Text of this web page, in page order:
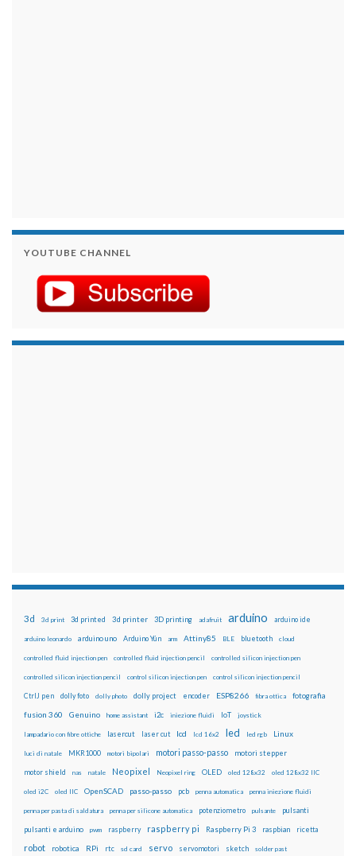
YOUTUBE CHANNEL
3d 3d print 3d printed 3d printer 3D printing adafruit arduino arduino ide
arduino leonardo arduino uno Arduino Yún arm Attiny85 BLE bluetooth cloud
controlled fluid injection pen controlled fluid injection pencil controlled silicon injection pen
controlled silicon injection pencil control silicon injection pen control silicon injection pencil
CtrlJ pen dolly foto dolly photo dolly project encoder ESP8266 fibra ottica fotografia
fusion 360 Genuino home assistant i2c iniezione fluidi IoT joystick
lampadario con fibre ottiche lasercut laser cut lcd lcd 16x2 led led rgb Linux
luci di natale MKR1000 motori bipolari motori passo-passo motori stepper
motor shield nas natale Neopixel Neopixel ring OLED oled 128x32 oled 128x32 IIC
oled i2C oled IIC OpenSCAD passo-passo pcb penna automatica penna iniezione fluidi
penna per pasta di saldatura penna per silicone automatica potenziometro pulsante pulsanti
pulsanti e arduino pwm raspberry raspberry pi Raspberry Pi 3 raspbian ricetta
robot robotica RPi rtc sd card servo servomotori sketch solder past